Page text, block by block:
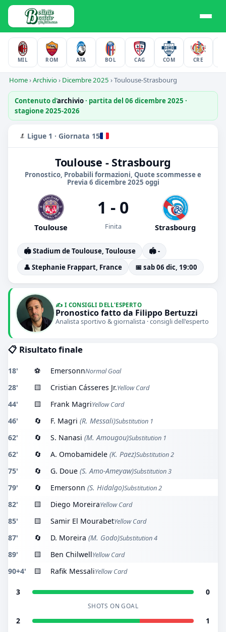
MIL ROM ATA BOL CAG COM CRE
Home›Archivio› Dicembre 2025 ›Toulouse-Strasbourg
Contenuto d'archivio· partita del 06 dicembre 2025 ·
stagione 2025-2026
Ligue 1 · Giornata 15
Toulouse - Strasbourg
Pronostico, Probabili formazioni, Quote scommesse e
Previa 6 dicembre 2025 oggi
Toulouse
1 - 0
Finita Strasbourg
🏟️ Stadium de Toulouse, Toulouse
🏟️ -
👤 Stephanie Frappart, France
📅 sab 06 dic, 19:00
✍️ I CONSIGLI DELL'ESPERTO
Pronostico fatto da Filippo Bertuzzi
Analista sportivo & giornalista · consigli dell'esperto
📋 Risultato finale
18' ⚽ EmersonnNormal Goal
28' 🟨 Cristian Cásseres Jr.Yellow Card
44' 🟨 Frank MagriYellow Card
46' 🔄 F. Magri (R. Messali)Substitution 1
62' 🔄 S. Nanasi (M. Amougou)Substitution 1
62' 🔄 A. Omobamidele (K. Paez)Substitution 2
75' 🔄 G. Doue (S. Amo-Ameyaw)Substitution 3
79' 🔄 Emersonn (S. Hidalgo)Substitution 2
82' 🟨 Diego MoreiraYellow Card
85' 🟨 Samir El MourabetYellow Card
87' 🔄 D. Moreira (M. Godo)Substitution 4
89' 🟨 Ben ChilwellYellow Card
90+4' 🟨 Rafik MessaliYellow Card
3 0
SHOTS ON GOAL
2 1